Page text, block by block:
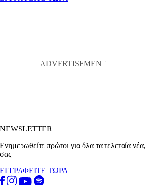
NEWSLETTER
Ενημερωθείτε πρώτοι για όλα τα τελεταία
σας
ΕΓΓΡΑΦΕΙΤΕ ΤΩΡΑ